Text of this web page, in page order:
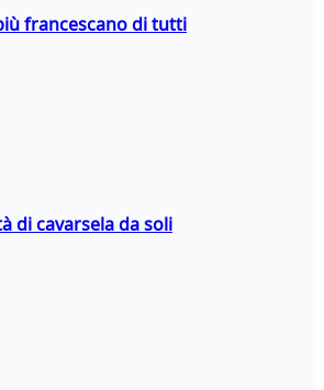
francescano di tutti
di cavarsela da soli